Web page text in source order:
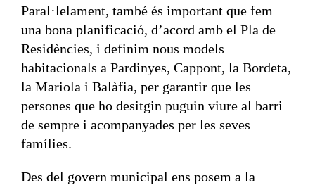
Paral·lelament, també és important que fem
una bona planificació, d’acord amb el Pla de
Residències, i definim nous models
habitacionals a Pardinyes, Cappont, la Bordeta,
la Mariola i Balàfia, per garantir que les
persones que ho desitgin puguin viure al barri
de sempre i acompanyades per les seves
famílies.
Des del govern municipal ens posem a la